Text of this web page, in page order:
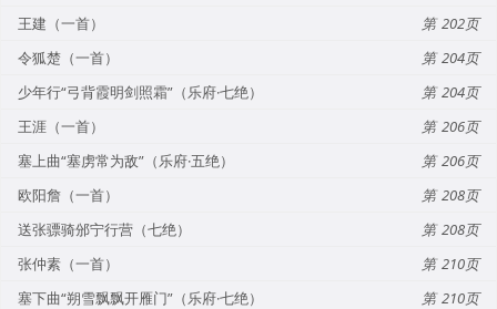
王建（一首）
202
令狐楚（一首）
204
少年行“弓背霞明剑照霜”（乐府·七绝）
204
王涯（一首）
206
塞上曲“塞虏常为敌”（乐府·五绝）
206
欧阳詹（一首）
208
送张骠骑邠宁行营（七绝）
208
张仲素（一首）
210
塞下曲“朔雪飘飘开雁门”（乐府·七绝）
210